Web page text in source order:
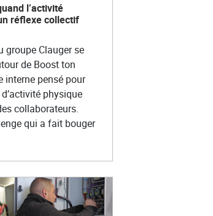
l’activité
réflexe collectif
groupe Clauger se
de Boost ton
interne pensé pour
physique
collaborateurs.
qui a fait bouger